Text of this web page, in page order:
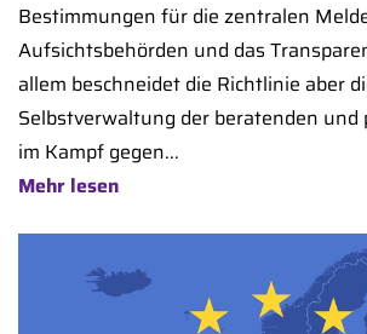
Bestimmungen für die zentralen
Aufsichtsbehörden und das
allem beschneidet die Richtlinie aber
Selbstverwaltung der beratenden
im Kampf gegen...
Mehr lesen